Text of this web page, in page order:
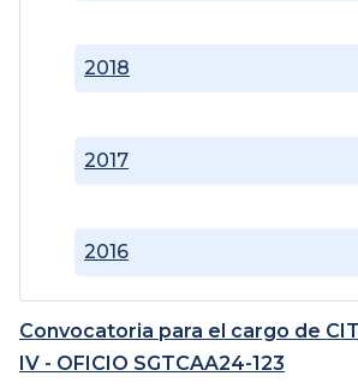
2016
2017
2018
Convocatoria para el cargo de
IV - OFICIO SGTCAA24-123